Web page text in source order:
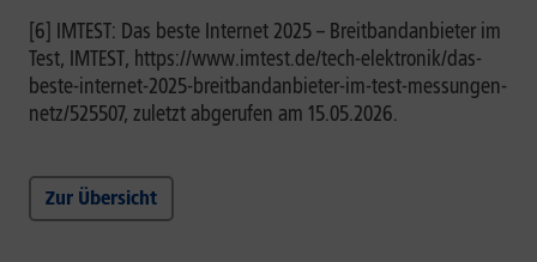
[6] IMTEST: Das beste Internet 2025 – Breitbandanbieter im
Test, IMTEST, https://www.imtest.de/tech-elektronik/das-
beste-internet-2025-breitbandanbieter-im-test-messungen-
netz/525507, zuletzt abgerufen am 15.05.2026.
Zur Übersicht